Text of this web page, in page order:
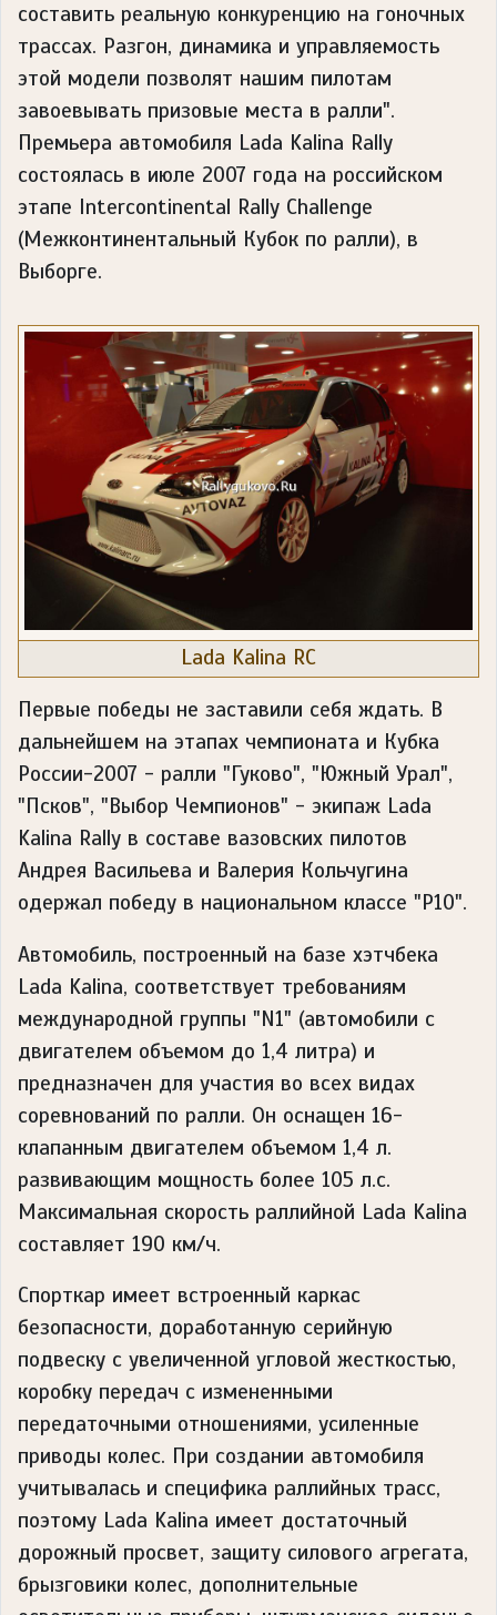
составить реальную конкуренцию на гоночных
трассах. Разгон, динамика и управляемость
этой модели позволят нашим пилотам
завоевывать призовые места в ралли".
Премьера автомобиля Lada Kalina Rally
состоялась в июле 2007 года на российском
этапе Intercontinental Rally Challenge
(Межконтинентальный Кубок по ралли), в
Выборге.
Lada Kalina RC
Первые победы не заставили себя ждать. В
дальнейшем на этапах чемпионата и Кубка
России-2007 - ралли "Гуково", "Южный Урал",
"Псков", "Выбор Чемпионов" - экипаж Lada
Kalina Rally в составе вазовских пилотов
Андрея Васильева и Валерия Кольчугина
одержал победу в национальном классе "Р10".
Автомобиль, построенный на базе хэтчбека
Lada Kalina, соответствует требованиям
международной группы "N1" (автомобили с
двигателем объемом до 1,4 литра) и
предназначен для участия во всех видах
соревнований по ралли. Он оснащен 16-
клапанным двигателем объемом 1,4 л.
развивающим мощность более 105 л.с.
Максимальная скорость раллийной Lada Kalina
составляет 190 км/ч.
Спорткар имеет встроенный каркас
безопасности, доработанную серийную
подвеску с увеличенной угловой жесткостью,
коробку передач с измененными
передаточными отношениями, усиленные
приводы колес. При создании автомобиля
учитывалась и специфика раллийных трасс,
поэтому Lada Kalina имеет достаточный
дорожный просвет, защиту силового агрегата,
брызговики колес, дополнительные